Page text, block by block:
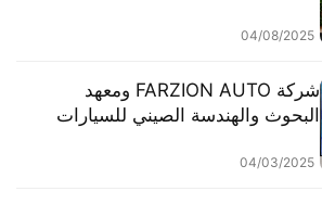
والمحيط الهادئ​​
04/08/2025
شركة FARZION AUTO ومعهد
البحوث والهندسة الصيني للسيارات
مجال السلامة لدفع تطوير تقنيات
04/03/2025